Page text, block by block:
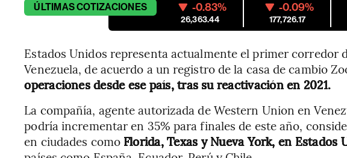
ÚLTIMASCOTIZACIONES -0.83%
26,363.44
-0.09%
177,726.17
Estados Unidos representa actualmente el primer corredor
Venezuela, de acuerdo a un registro de la casa de cambio
operaciones desde ese país, tras su reactivación en 2021.
La compañía, agente autorizada de Western Union en
podría incrementar en 35% para finales de este año,
en ciudades como Florida, Texas y Nueva York, en Estados